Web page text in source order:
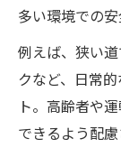
多い環境での
例えば、狭い
クなど、日常
ト。高齢者や
できるよう配